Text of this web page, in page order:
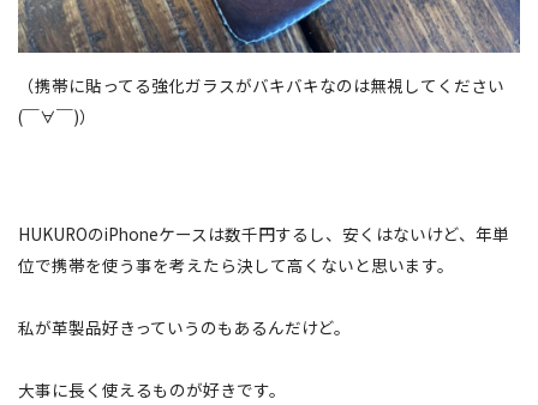
（携帯に貼ってる強化ガラスがバキバキなのは無視してください
(￣∀￣)）
HUKUROのiPhoneケースは数千円するし、安くはないけど、年単
位で携帯を使う事を考えたら決して高くないと思います。
私が革製品好きっていうのもあるんだけど。
大事に長く使えるものが好きです。